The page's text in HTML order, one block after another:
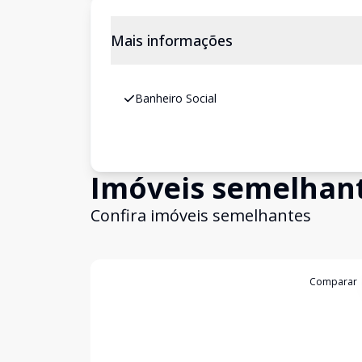
Mais informações
Banheiro Social
Imóveis
Confira imóveis semelhantes
Comparar